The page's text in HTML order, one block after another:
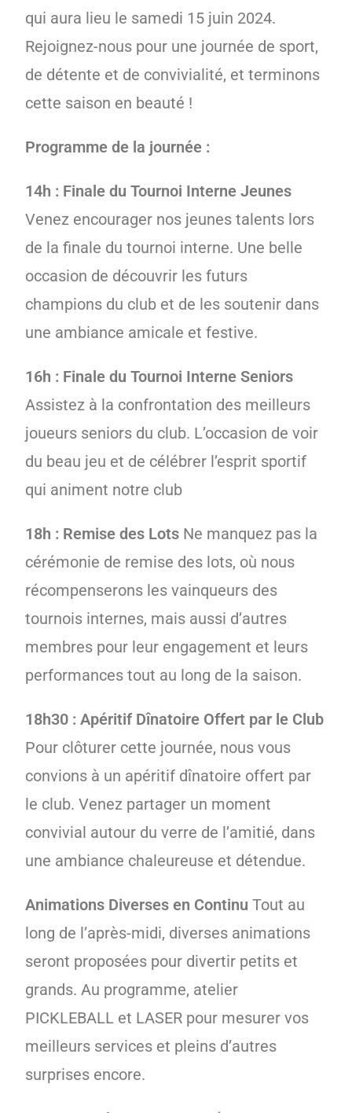
qui aura lieu le samedi 15 juin 2024.
Rejoignez-nous pour une journée de sport,
de détente et de convivialité, et terminons
cette saison en beauté !
Programme de la journée :
14h : Finale du Tournoi Interne Jeunes
Venez encourager nos jeunes talents lors
de la finale du tournoi interne. Une belle
occasion de découvrir les futurs
champions du club et de les soutenir dans
une ambiance amicale et festive.
16h : Finale du Tournoi Interne Seniors
Assistez à la confrontation des meilleurs
joueurs seniors du club. L’occasion de voir
du beau jeu et de célébrer l’esprit sportif
qui animent notre club
18h : Remise des Lots Ne manquez pas la
cérémonie de remise des lots, où nous
récompenserons les vainqueurs des
tournois internes, mais aussi d’autres
membres pour leur engagement et leurs
performances tout au long de la saison.
18h30 : Apéritif Dînatoire Offert par le Club
Pour clôturer cette journée, nous vous
convions à un apéritif dînatoire offert par
le club. Venez partager un moment
convivial autour du verre de l’amitié, dans
une ambiance chaleureuse et détendue.
Animations Diverses en Continu Tout au
long de l’après-midi, diverses animations
seront proposées pour divertir petits et
grands. Au programme, atelier
PICKLEBALL et LASER pour mesurer vos
meilleurs services et pleins d’autres
surprises encore.